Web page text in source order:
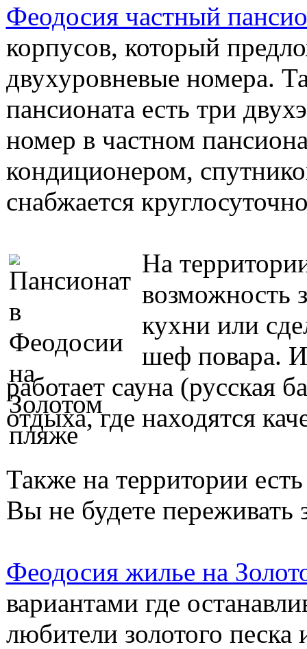
Феодосия частный
корпусов, который
двухуровневые номера.
пансионата есть три
номер в частном
кондиционером,
снабжается
На
возможность
кухни или
шеф повара.
работает сауна (русская
отдыха, где находятся
Также на территории
Вы не будете переживать
Феодосия жилье на
вариантами где
любители золотого